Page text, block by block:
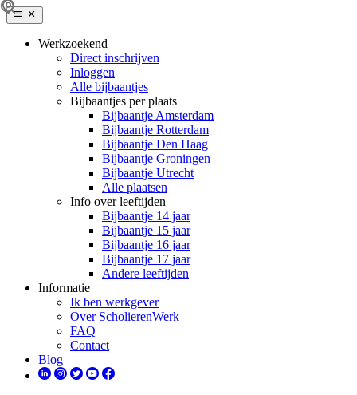
Werkzoekend
Direct inschrijven
Inloggen
Alle bijbaantjes
Bijbaantjes per plaats
Bijbaantje Amsterdam
Bijbaantje Rotterdam
Bijbaantje Den Haag
Bijbaantje Groningen
Bijbaantje Utrecht
Alle plaatsen
Info over leeftijden
Bijbaantje 14 jaar
Bijbaantje 15 jaar
Bijbaantje 16 jaar
Bijbaantje 17 jaar
Andere leeftijden
Informatie
Ik ben werkgever
Over ScholierenWerk
FAQ
Contact
Blog